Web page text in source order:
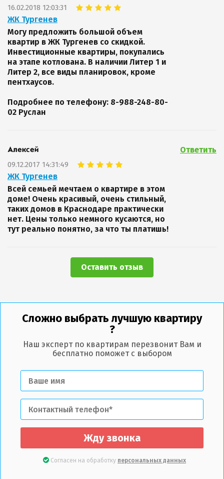
16.02.2018 12:03:31
ЖК Тургенев
Могу предложить большой объем
квартир в ЖК Тургенев со скидкой.
Инвестиционные квартиры, покупались
на этапе котлована. В наличии Литер 1 и
Литер 2, все виды планировок, кроме
пентхаусов.
Подробнее по телефону: 8-988-248-80-
02 Руслан
Алексей
09.12.2017 14:31:49
ЖК Тургенев
Ответить
Всей семьей мечтаем о квартире в этом
доме! Очень красивый, очень стильный,
таких домов в Краснодаре практически
нет. Цены только немного кусаются, но
тут реально понятно, за что ты платишь!
Оставить отзыв
Сложно выбрать лучшую квартиру
?
Наш эксперт по квартирам перезвонит Вам и
бесплатно поможет с выбором
Жду звонка
Согласен на обработку персональных данных